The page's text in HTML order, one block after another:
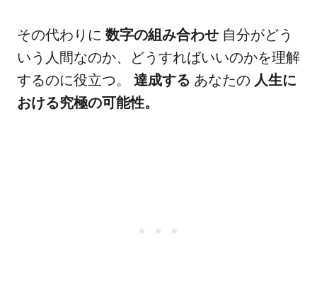
その代わりに 数字の組み合わせ 自分がどう
いう人間なのか、どうすればいいのかを理解
するのに役立つ。
達成する あなたの 人生に
おける究極の可能性。